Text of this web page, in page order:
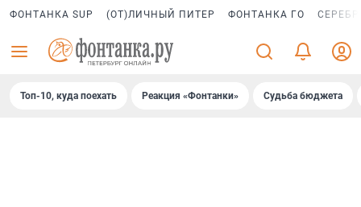
ФОНТАНКА SUP (ОТ)ЛИЧНЫЙ ПИТЕР ФОНТАНКА ГО
Топ-10, куда поехать Реакция «Фонтанки» Судьба бюджета